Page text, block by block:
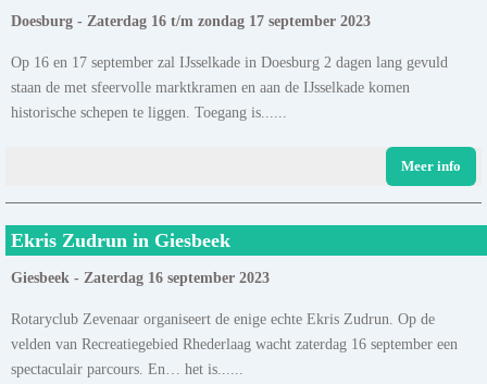
Doesburg - Zaterdag 16 t/m zondag 17 september 2023
Op 16 en 17 september zal IJsselkade in Doesburg 2 dagen lang gevuld
staan de met sfeervolle marktkramen en aan de IJsselkade komen
historische schepen te liggen. Toegang is......
Meer info
Ekris Zudrun in Giesbeek
Giesbeek - Zaterdag 16 september 2023
Rotaryclub Zevenaar organiseert de enige echte Ekris Zudrun. Op de
velden van Recreatiegebied Rhederlaag wacht zaterdag 16 september een
spectaculair parcours. En… het is......